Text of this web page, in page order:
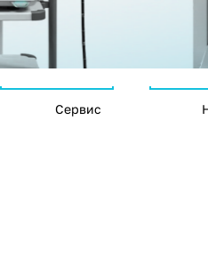
Сервис